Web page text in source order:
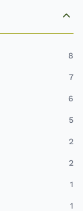
8
7
6
5
2
2
1
1